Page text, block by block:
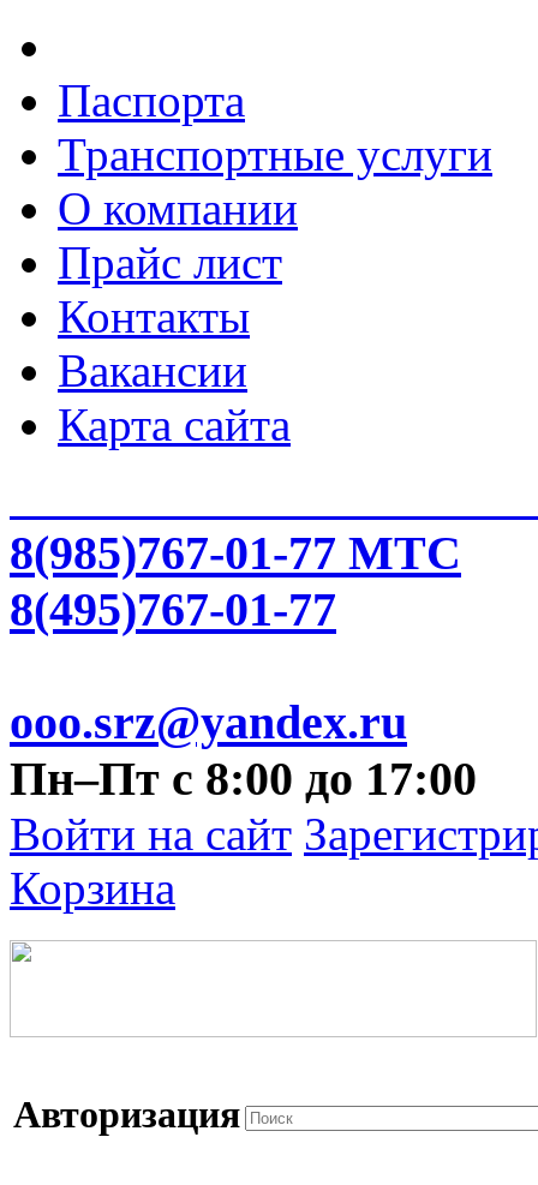
Паспорта
Транспортные услуги
О компании
Прайс лист
Контакты
Вакансии
Карта сайта
8(985)767-01-77 МТС
8(495)767-01-77
ooo.srz@yandex.ru
Пн–Пт с 8:00 до 17:00
Войти на сайт
Корзина
Авторизация